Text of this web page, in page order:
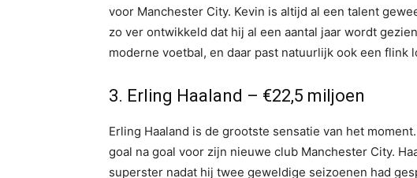
voor Manchester City. Kevin is altijd al een talent
zo ver ontwikkeld dat hij al een aantal jaar wordt
moderne voetbal, en daar past natuurlijk ook een flink
3. Erling Haaland – €22,5 miljoen
Erling Haaland is de grootste sensatie van het
goal na goal voor zijn nieuwe club Manchester City.
superster nadat hij twee geweldige seizoenen had